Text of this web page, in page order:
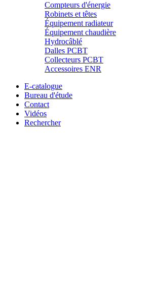
Compteurs d'énergie
Robinets et têtes
Équipement radiateur
Équipement chaudière
Hydrocâblé
Dalles PCBT
Collecteurs PCBT
Accessoires ENR
E-catalogue
Bureau d'étude
Contact
Vidéos
Rechercher